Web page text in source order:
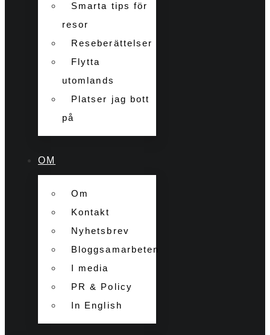
Smarta tips för
resor
Reseberättelser
Flytta
utomlands
Platser jag bott
på
OM
Om
Kontakt
Nyhetsbrev
Bloggsamarbeten
I media
PR & Policy
In English